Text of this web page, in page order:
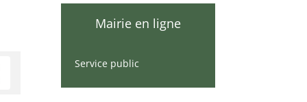
Mairie en ligne
Service public